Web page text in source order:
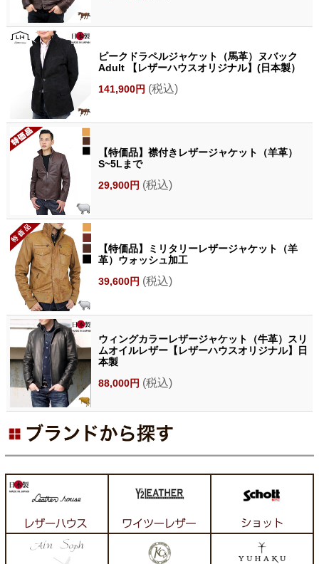
ピークドラペルジャケット（馬革）ヌバック
Adult 【レザーハウスオリジナル】(日本製）
141,900円 (税込)
【特価品】襟付きレザージャケット（羊革）
S~5Lまで
29,900円 (税込)
【特価品】ミリタリーレザージャケット（羊
革）ウォッシュ加工
39,600円 (税込)
ウィングカラーレザージャケット（牛革）スリ
ムオイルレザー【レザーハウスオリジナル】日
本製
88,000円 (税込)